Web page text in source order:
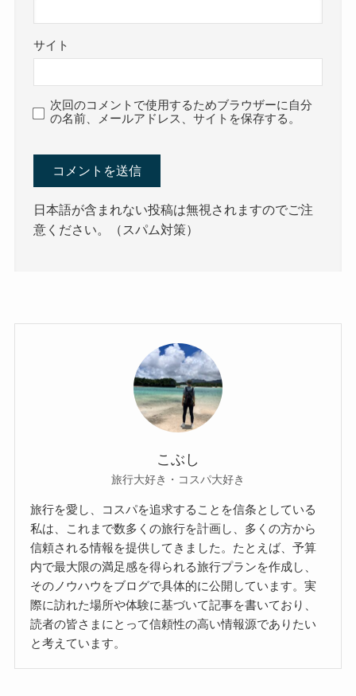
サイト
次回のコメントで使用するためブラウザーに自分
の名前、メールアドレス、サイトを保存する。
日本語が含まれない投稿は無視されますのでご注
意ください。（スパム対策）
こぶし
旅行大好き・コスパ大好き
旅行を愛し、コスパを追求することを信条としている
私は、これまで数多くの旅行を計画し、多くの方から
信頼される情報を提供してきました。たとえば、予算
内で最大限の満足感を得られる旅行プランを作成し、
そのノウハウをブログで具体的に公開しています。実
際に訪れた場所や体験に基づいて記事を書いており、
読者の皆さまにとって信頼性の高い情報源でありたい
と考えています。